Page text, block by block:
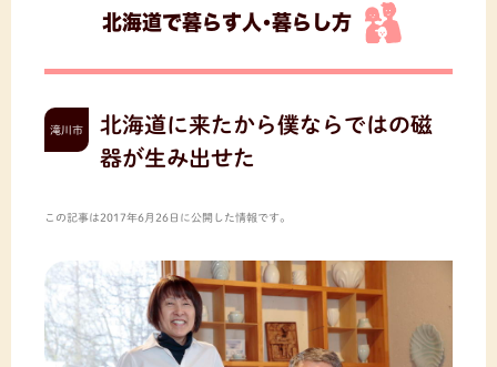
北海道で暮らす人･暮らし方
滝川市
北海道に来たから僕ならではの磁
器が生み出せた
この記事は2017年6月26日に公開した情報です。